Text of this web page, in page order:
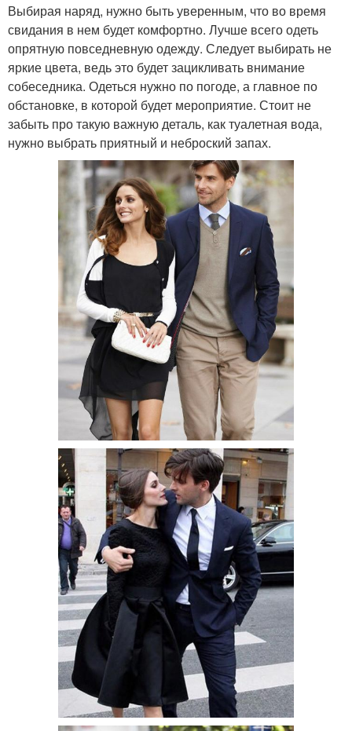
Выбирая наряд, нужно быть уверенным, что во время
свидания в нем будет комфортно. Лучше всего одеть
опрятную повседневную одежду. Следует выбирать не
яркие цвета, ведь это будет зацикливать внимание
собеседника. Одеться нужно по погоде, а главное по
обстановке, в которой будет мероприятие. Стоит не
забыть про такую важную деталь, как туалетная вода,
нужно выбрать приятный и неброский запах.